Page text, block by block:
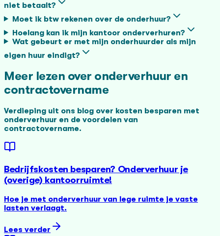
niet betaalt?
Moet ik btw rekenen over de onderhuur?
Hoelang kan ik mijn kantoor onderverhuren?
Wat gebeurt er met mijn onderhuurder als mijn
eigen huur eindigt?
Meer lezen over onderverhuur en
contractovername
Verdieping uit ons blog over kosten besparen met
onderverhuur en de voordelen van
contractovername.
Bedrijfskosten besparen? Onderverhuur je
(overige) kantoorruimte!
Hoe je met onderverhuur van lege ruimte je vaste
lasten verlaagt.
Lees verder